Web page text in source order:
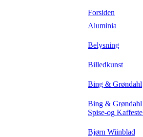
Forsiden
Aluminia
Belysning
Billedkunst
Bing & Grøndahl
Bing & Grøndahl
Spise-og
Bjørn Wiinblad